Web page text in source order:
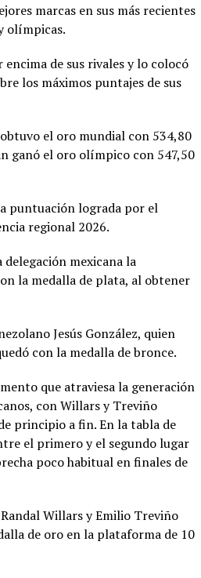
marcas en sus más recientes
olímpicas.
encima de sus rivales y lo colocó
los máximos puntajes de sus
obtuvo el oro mundial con 534,80
ganó el oro olímpico con 547,50
puntuación lograda por el
regional 2026.
mexicana la
la medalla de plata, al obtener
Jesús González, quien
con la medalla de bronce.
que atraviesa la generación
con Willars y Treviño
principio a fin. En la tabla de
el primero y el segundo lugar
poco habitual en finales de
Willars y Emilio Treviño
de oro en la plataforma de 10